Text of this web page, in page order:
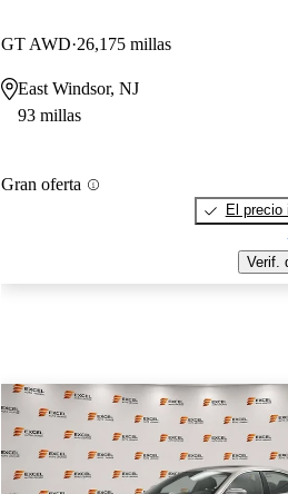
GT AWD 26,175 millas
East Windsor, NJ
93 millas
Gran oferta
El precio
Verif.